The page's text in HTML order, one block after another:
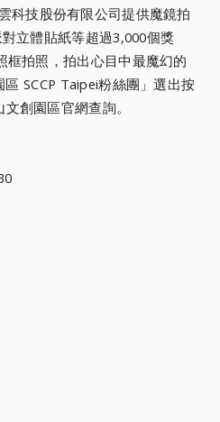
科技股份有限公司提供魔鏡拍
立體貼紙等超過3,000個獎
框拍照，拍出心目中最魔幻的
SCCP Taipei粉絲團」選出按
創園區官網查詢。